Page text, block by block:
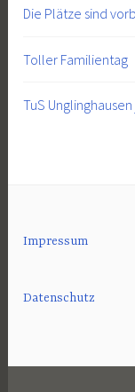
Die Plätze sind
Toller Familientag
TuS
Impressum
Datenschutz